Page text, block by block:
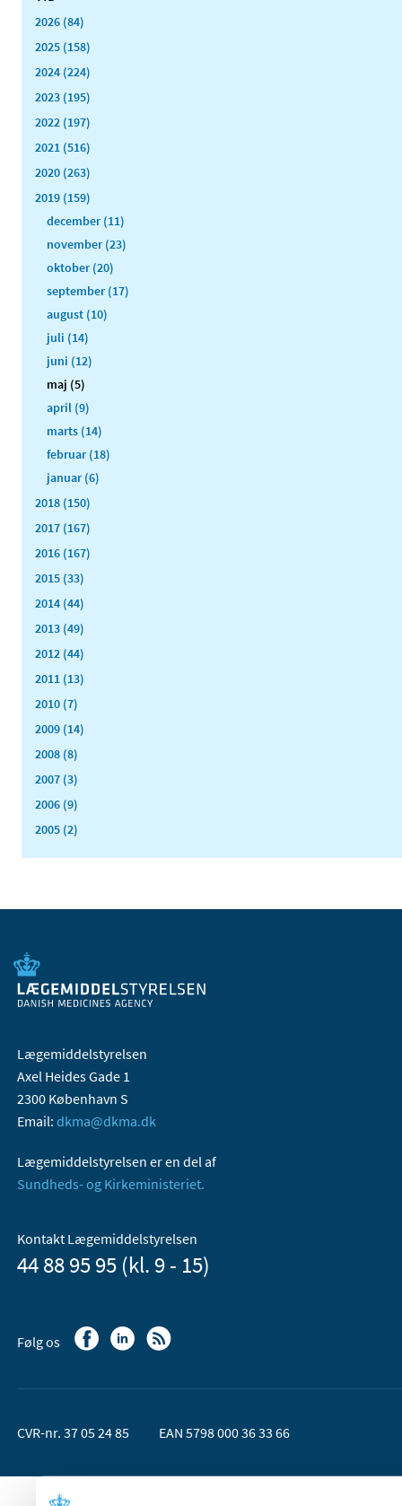
2026 (84)
2025 (158)
2024 (224)
2023 (195)
2022 (197)
2021 (516)
2020 (263)
2019 (159)
december (11)
november (23)
oktober (20)
september (17)
august (10)
juli (14)
juni (12)
maj (5)
april (9)
marts (14)
februar (18)
januar (6)
2018 (150)
2017 (167)
2016 (167)
2015 (33)
2014 (44)
2013 (49)
2012 (44)
2011 (13)
2010 (7)
2009 (14)
2008 (8)
2007 (3)
2006 (9)
2005 (2)
Lægemiddelstyrelsen
Axel Heides Gade 1
2300 København S
Email: dkma@dkma.dk
Lægemiddelstyrelsen er en del af
Sundheds- og Kirkeministeriet.
Kontakt Lægemiddelstyrelsen
44 88 95 95 (kl. 9 - 15)
Følg os
CVR-nr. 37 05 24 85 EAN 5798 000 36 33 66